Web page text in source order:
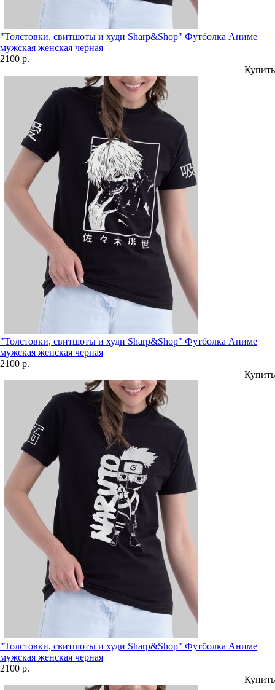
"Толстовки, свитшоты и худи Sharp&Shop" Футболка Аниме
мужская женская черная
2100 р.
Купить
"Толстовки, свитшоты и худи Sharp&Shop" Футболка Аниме
мужская женская черная
2100 р.
Купить
"Толстовки, свитшоты и худи Sharp&Shop" Футболка Аниме
мужская женская черная
2100 р.
Купить